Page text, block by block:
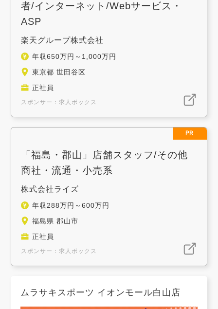
者/インターネット/Webサービス・
ASP
楽天グループ株式会社
年収650万円～1,000万円
東京都 世田谷区
正社員
スポンサー：求人ボックス
PR
「福島・郡山」店舗スタッフ/その他
商社・流通・小売系
株式会社ライズ
年収288万円～600万円
福島県 郡山市
正社員
スポンサー：求人ボックス
ムラサキスポーツ イオンモール白山店